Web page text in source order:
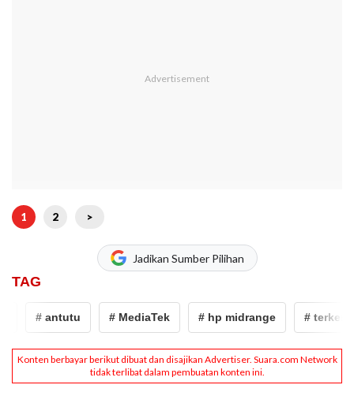
1 2 >
Jadikan Sumber Pilihan
TAG
# antutu # MediaTek # hp midrange #